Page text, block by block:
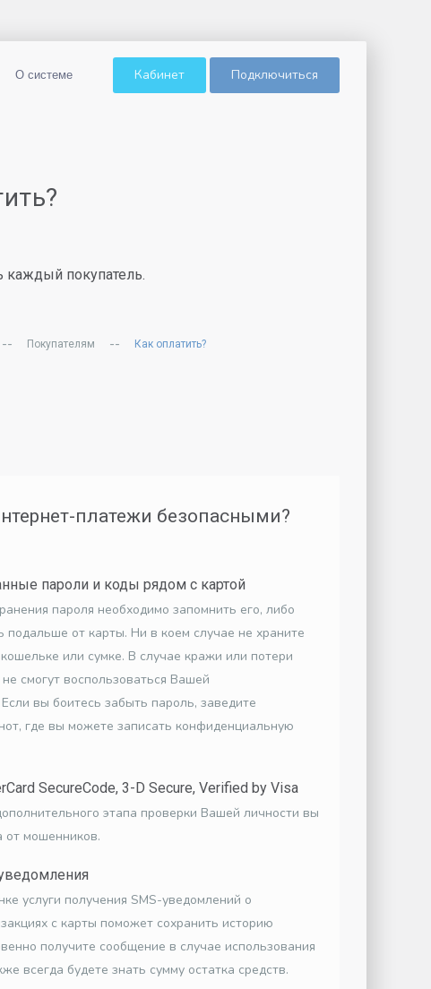
О системе Кабинет Подключиться
каждый покупатель.
-- Покупателям -- Как оплатить?
платежи безопасными?
пароли и коды рядом с картой
пароля необходимо запомнить его, либо
подальше от карты. Ни в коем случае не храните
или сумке. В случае кражи или потери
смогут воспользоваться Вашей
вы боитесь забыть пароль, заведите
где вы можете записать конфиденциальную
SecureCode, 3-D Secure, Verified by Visa
этапа проверки Вашей личности вы
от мошенников.
услуги получения SMS-уведомлений о
с карты поможет сохранить историю
получите сообщение в случае использования
всегда будете знать сумму остатка средств.